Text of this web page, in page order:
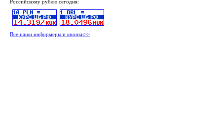
Российскому рублю сегодня:
Все наши информеры и кнопки>>